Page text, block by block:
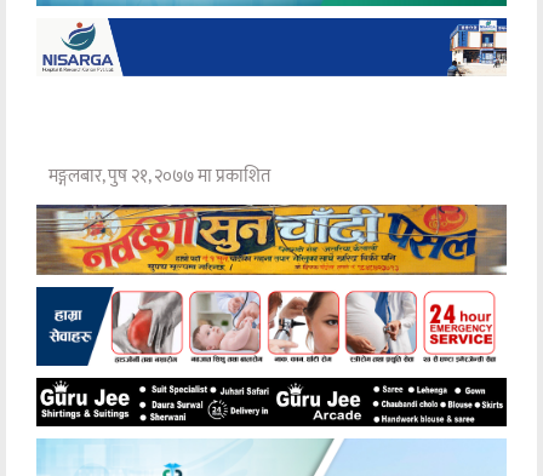
मङ्गलबार, पुष २१, २०७७ मा प्रकाशित